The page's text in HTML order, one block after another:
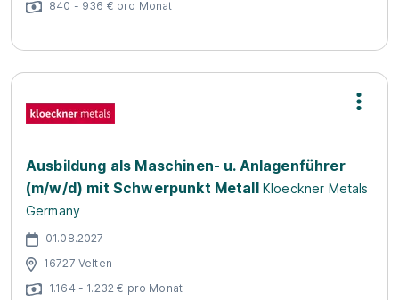
840 - 936 € pro Monat
Ausbildung als Maschinen- u. Anlagenführer
(m/w/d) mit Schwerpunkt Metall Kloeckner Metals
Germany
01.08.2027
16727 Velten
1.164 - 1.232 € pro Monat